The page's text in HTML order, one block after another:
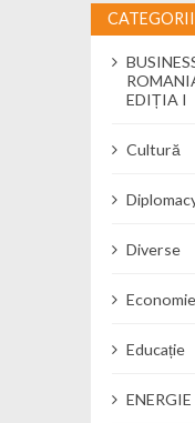
CATEGORII
EDIȚIA I
Cultură
Diverse
Economie
Educație
ENERGIE